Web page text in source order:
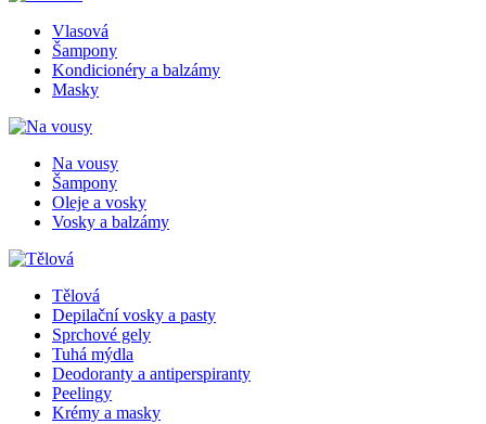
Vlasová
Šampony
Kondicionéry a balzámy
Masky
Na vousy
Šampony
Oleje a vosky
Vosky a balzámy
Tělová
Depilační vosky a pasty
Sprchové gely
Tuhá mýdla
Deodoranty a antiperspiranty
Peelingy
Krémy a masky